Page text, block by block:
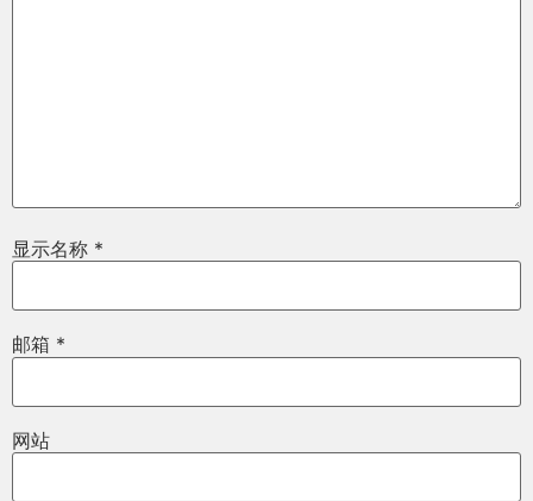
显示名称 *
邮箱 *
网站